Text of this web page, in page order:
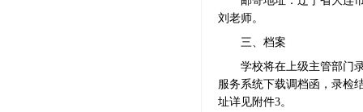
刘老师。
三、档案
学校将在上级主管部门
服务系统下载调档函，录检
址详见附件3。